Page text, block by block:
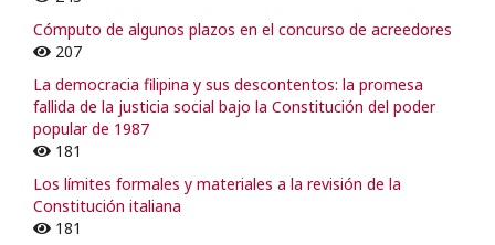
Cómputo de algunos plazos en el concurso de acreedores
207
La democracia filipina y sus descontentos: la promesa
fallida de la justicia social bajo la Constitución del poder
popular de 1987
181
Los límites formales y materiales a la revisión de la
Constitución italiana
181